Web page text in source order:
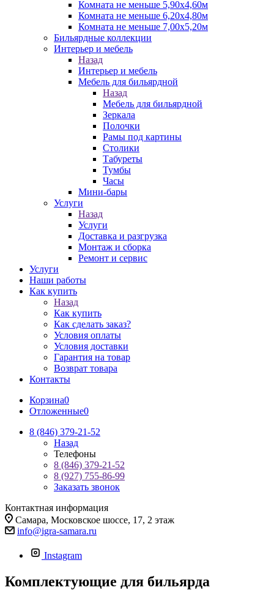
Комната не меньше 5,90х4,60м
Комната не меньше 6,20х4,80м
Комната не меньше 7,00х5,20м
Бильярдные коллекции
Интерьер и мебель
Назад
Интерьер и мебель
Мебель для бильярдной
Назад
Мебель для бильярдной
Зеркала
Полочки
Рамы под картины
Столики
Табуреты
Тумбы
Часы
Мини-бары
Услуги
Назад
Услуги
Доставка и разгрузка
Монтаж и сборка
Ремонт и сервис
Услуги
Наши работы
Как купить
Назад
Как купить
Как сделать заказ?
Условия оплаты
Условия доставки
Гарантия на товар
Возврат товара
Контакты
Корзина0
Отложенные0
8 (846) 379-21-52
Назад
Телефоны
8 (846) 379-21-52
8 (927) 755-86-99
Заказать звонок
Контактная информация
Самара, Московское шоссе, 17, 2 этаж
info@igra-samara.ru
Instagram
Комплектующие для бильярда